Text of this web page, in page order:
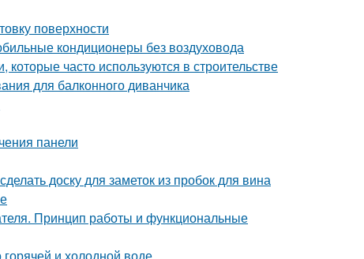
поверхности
кондиционеры без воздуховода
часто используются в строительстве
для балконного диванчика
панели
доску для заметок из пробок для вина
Принцип работы и функциональные